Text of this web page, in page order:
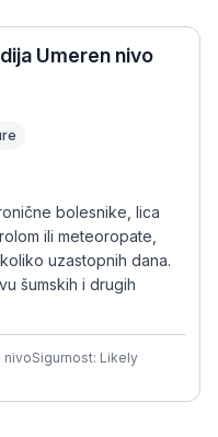
Umeren nivo
bolesnike, lica
ili meteoropate,
uzastopnih dana.
šumskih i drugih
nivoSigurnost: Likely